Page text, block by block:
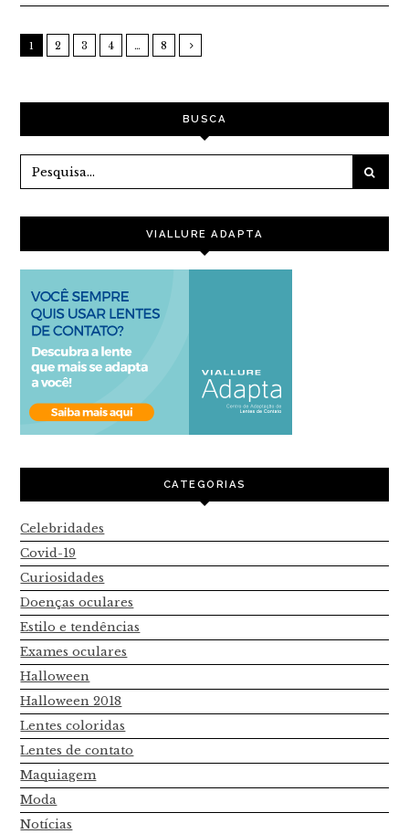
1 2 3 4 … 8
BUSCA
VIALLURE ADAPTA
CATEGORIAS
Celebridades
Covid-19
Curiosidades
Doenças oculares
Estilo e tendências
Exames oculares
Halloween
Halloween 2018
Lentes coloridas
Lentes de contato
Maquiagem
Moda
Notícias